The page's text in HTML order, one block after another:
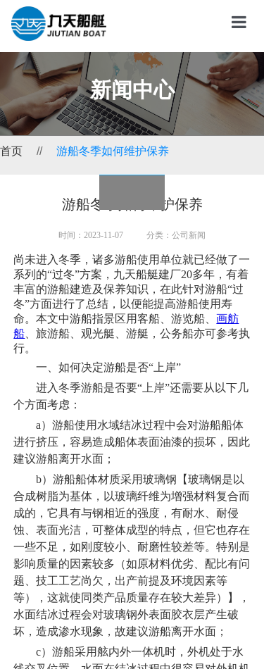
首页
关
产
新闻中心
首页 // 游船冬季如何维护保养
游船冬季如何维护保养
时间：2023-11-07 分类：公司新闻
尚未进入冬季，诸多游船使用单位就已经做了一
系列的“过冬”方案，九天船艇建厂20多年，有着
丰富的游船建造及保养知识，在此针对游船“过
冬”方面进行了总结，以便能提高游船使用寿
命。本文中游船指景区用客船、游览船 、画舫
船 、旅游船、观光艇、游艇，公务船亦可参考执
行。
一、如何决定游船是否“上岸”
进入冬季游船是否要“上岸”还需要从以下几
个方面考虑：
a）游船使用水域结冰过程中会对游船船体
进行挤压，容易造成船体表面油漆的损坏，因此
建议游船离开水面；
b）游船船体材质采用玻璃钢【玻璃钢是以
合成树脂为基体，以玻璃纤维为增强材料复合而
成的，它具有与钢相近的强度，有耐水、耐侵
蚀、表面光洁，可整体成型的特点，但它也存在
一些不足，如刚度较小、耐磨性较差等。特别是
影响质量的因素较多（如原材料优劣、配比有问
题、技工工艺尚欠，出产前提及环境因素等
等），这就使同类产品质量存在较大差异）】，
水面结冰过程会对玻璃钢外表面胶衣层产生破
坏，造成渗水现象，故建议游船离开水面；
c）游船采用舷内外一体机时，外机处于水